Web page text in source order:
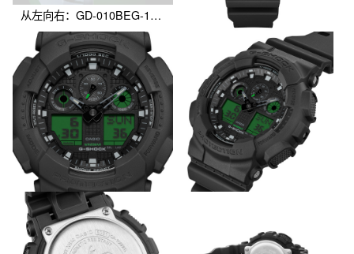
从左向右：GD-010BEG-1、GA-B2100BEG-1A、GA-100BEG-1A、GA-B010BEG-1A、GA-700BEG-1A